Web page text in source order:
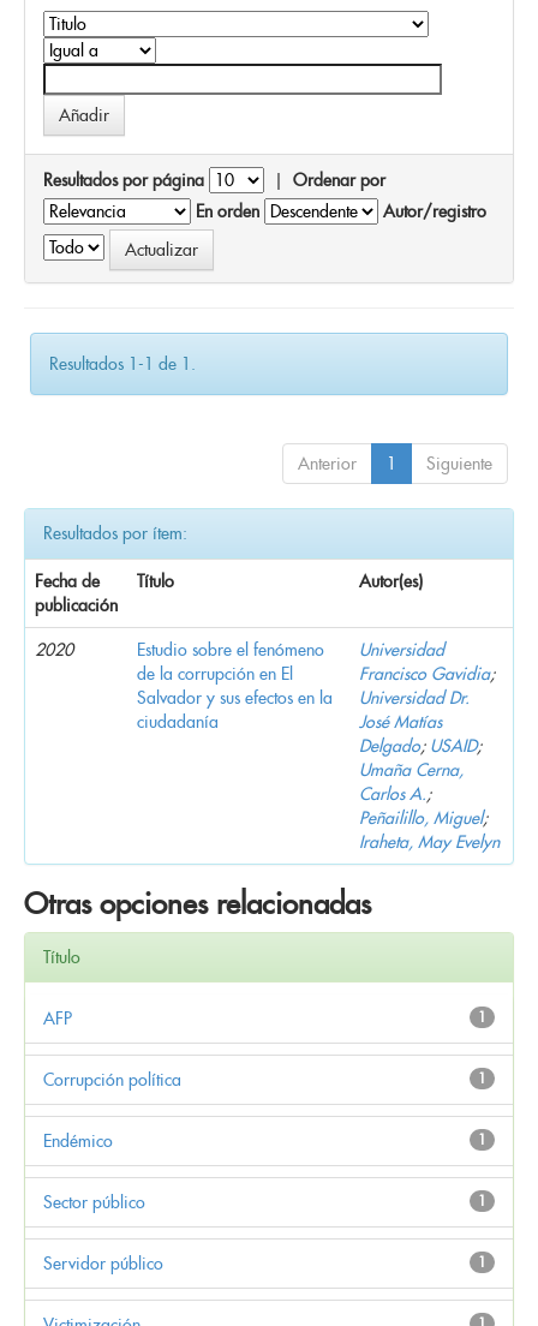
Resultados por página | Ordenar por
En orden
Autor/registro
Resultados 1-1 de 1.
Anterior 1 Siguiente
Resultados por ítem:
Fecha de
publicación
Título Autor(es)
2020
Estudio sobre el fenómeno
de la corrupción en El
Salvador y sus efectos en la
ciudadanía
Universidad
Francisco Gavidia;
Universidad Dr.
José Matías
Delgado; USAID;
Umaña Cerna,
Carlos A.;
Peñailillo, Miguel;
Iraheta, May Evelyn
Otras opciones relacionadas
Título
1
AFP
1
Corrupción política
1
Endémico
1
Sector público
1
Servidor público